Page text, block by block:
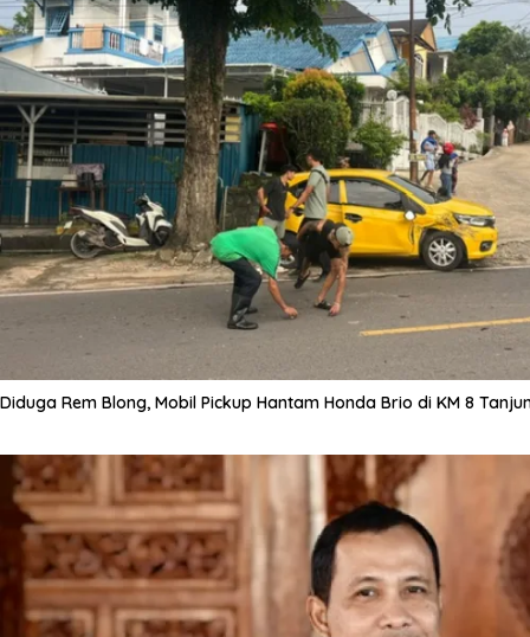
Diduga Rem Blong, Mobil Pickup Hantam Honda Brio di KM 8